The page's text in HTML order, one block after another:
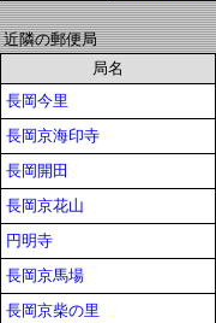
近隣の郵便局
局名
長岡今里
長岡京海印寺
長岡開田
長岡京花山
円明寺
長岡京馬場
長岡京柴の里